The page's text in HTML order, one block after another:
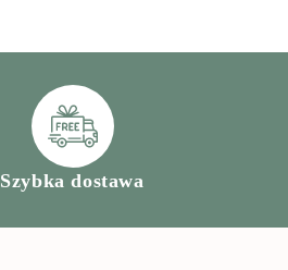
Szybka dostawa